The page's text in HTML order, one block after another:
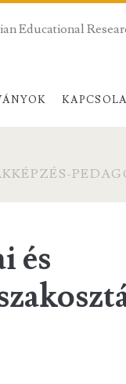
Educational
és